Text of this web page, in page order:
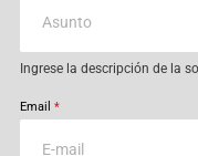
Ingrese la descripción de la
Email *